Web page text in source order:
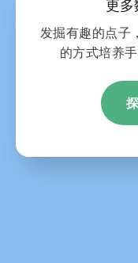
更
发掘有趣的点子
的方式培养